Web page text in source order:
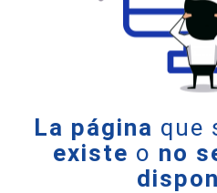
La página que
existe o no